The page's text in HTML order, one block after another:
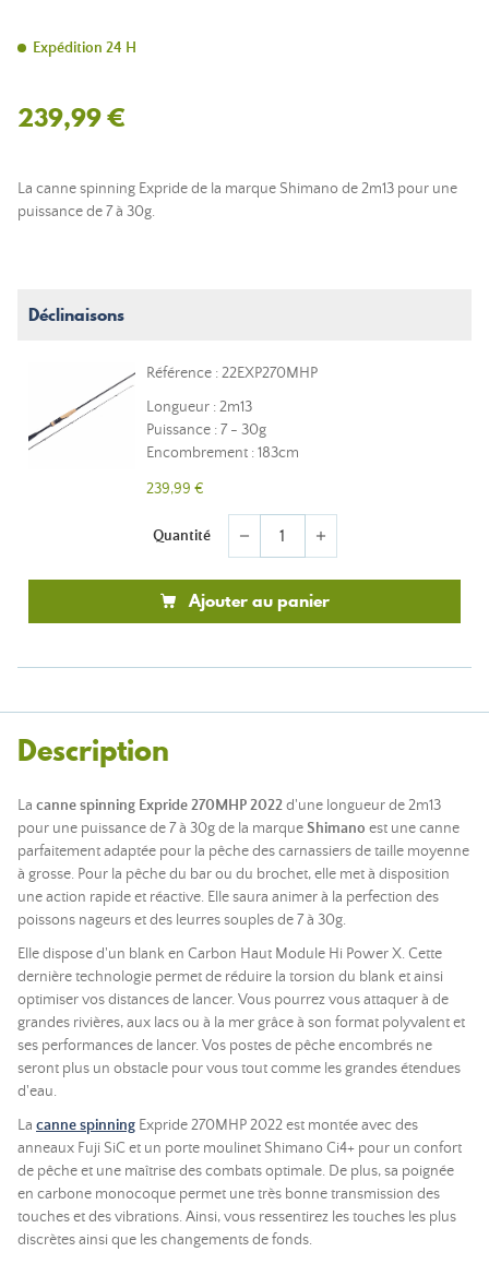
Expédition 24 H
239,99 €
La canne spinning Expride de la marque Shimano de 2m13 pour une
puissance de 7 à 30g.
Déclinaisons
Référence : 22EXP270MHP
Longueur : 2m13
Puissance : 7 - 30g
Encombrement : 183cm
239,99 €
Quantité remove add
Ajouter au panier
Description
La canne spinning Expride270MHP 2022d'une longueur de 2m13
pour une puissance de 7 à 30g de la marqueShimano est une canne
parfaitement adaptée pour la pêche des carnassiers de taille moyenne
à grosse. Pour la pêche du bar ou du brochet, elle met à disposition
une action rapide et réactive. Elle saura animer à la perfection des
poissons nageurs et des leurres souples de 7 à 30g.
Elle dispose d'un blank en Carbon Haut Module Hi Power X. Cette
dernière technologie permet de réduire la torsion du blank et ainsi
optimiser vos distances de lancer. Vous pourrez vous attaquer à de
grandes rivières, aux lacs ou à la mer grâce à son format polyvalent et
ses performances de lancer. Vos postes de pêche encombrés ne
seront plus un obstacle pour vous tout comme les grandes étendues
d'eau.
La canne spinning Expride 270MHP 2022 est montée avec des
anneaux Fuji SiC et un porte moulinet Shimano Ci4+ pour un confort
de pêche et une maîtrise des combats optimale. De plus, sa poignée
en carbone monocoque permet une très bonne transmission des
touches et des vibrations. Ainsi, vous ressentirez les touches les plus
discrètes ainsi que les changements de fonds.